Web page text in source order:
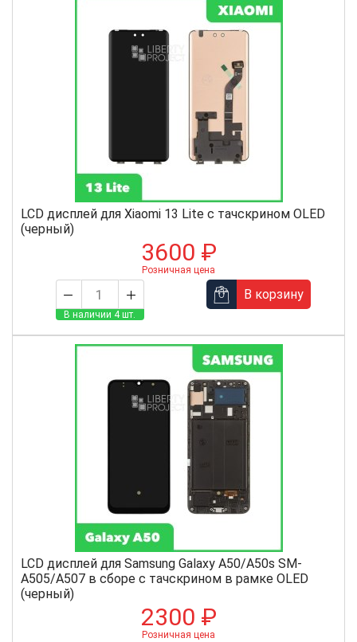
LCD дисплей для Xiaomi 13 Lite с тачскрином OLED
(черный)
3600 ₽
Розничная цена
В наличии 4 шт.
В корзину
LCD дисплей для Samsung Galaxy A50/A50s SM-
A505/A507 в сборе с тачскрином в рамке OLED
(черный)
2300 ₽
Розничная цена